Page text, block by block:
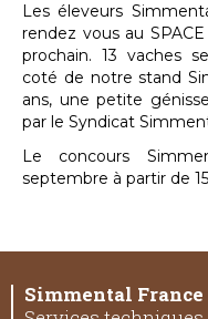
Les éleveurs
rendez vous au
prochain. 13 vaches
coté de notre stand
ans, une petite
par le Syndicat
Le concours
septembre à partir de
Simmental France